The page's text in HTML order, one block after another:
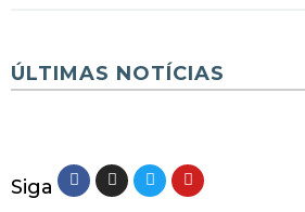
ÚLTIMAS NOTÍCIAS
Siga